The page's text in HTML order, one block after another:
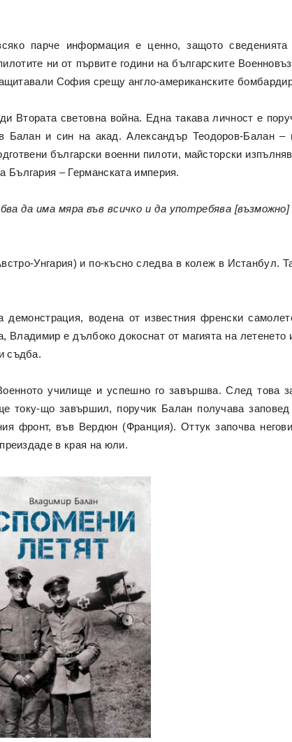
парче информация е ценно, защото
ни от първите години на българските
София срещу англо-американските
Втората световна война. Една такава личност е
Балан и син на акад. Александър Теодоров-Балан
български военни пилоти, майсторски
България – Германската империя.
да има мяра във всичко и да употребява
Унгария) и по-късно следва в колеж в Истанбул.
водена от известния френски
Владимир е дълбоко докоснат от магията на
съдба.
училище и успешно го завършва. След това
току-що завършил, поручик Балан получава
фронт, във Вердюн (Франция).Оттук започва
в края на юли.